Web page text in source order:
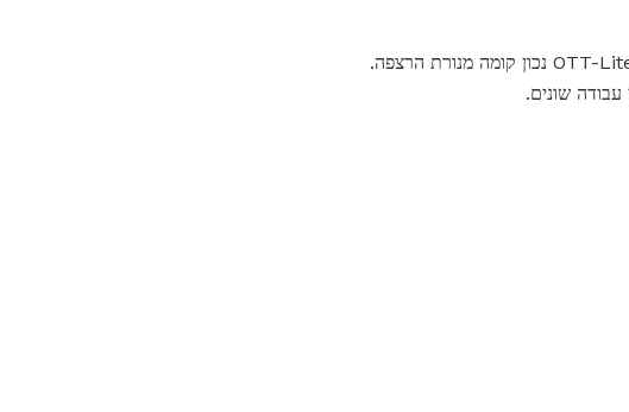
OTT-Lite צבע אמיתי 24w מלאכה פלוס מנורת קומה להביא אור טבעי בתוך הבית עם זה OTT-Lite נכון קומה מנורת הרצפה.
שונים.